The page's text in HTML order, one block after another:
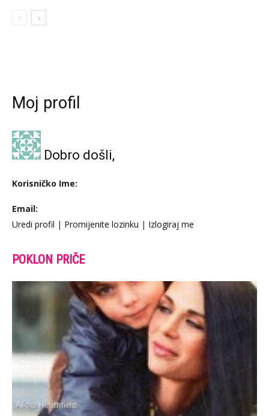
Moj profil
Dobro došli,
Korisničko Ime:
Email:
Uredi profil | Promijenite lozinku | Izlogiraj me
POKLON PRIČE